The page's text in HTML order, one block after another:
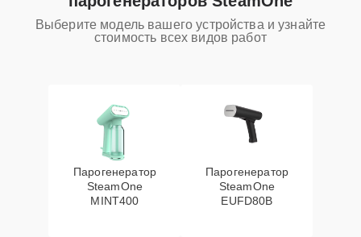
Выберите модель вашего устройства и узнайте
стоимость всех видов работ
Парогенератор
SteamOne
MINT400
Парогенератор
SteamOne
EUFD80B